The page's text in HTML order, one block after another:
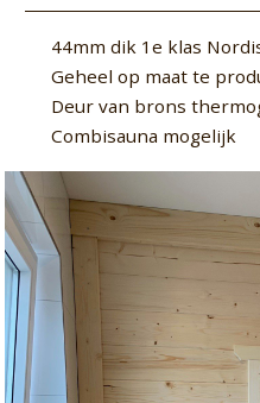
44mm dik 1e klas
Geheel op maat te
Deur van brons
Combisauna mogelijk